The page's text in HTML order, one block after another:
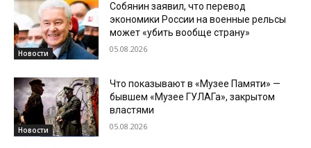
Новости
Собянин заявил, что перевод
экономики России на военные рельсы
может «убить вообще страну»
05.08.2026
Новости
Что показывают в «Музее Памяти» —
бывшем «Музее ГУЛАГа», закрытом
властями
05.08.2026